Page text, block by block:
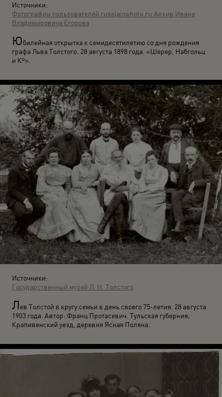
Источники:
Фотографии пользователей russiainphoto.ru Архив Ивана
Владимировича Егорова
Юбилейная открытка к семидесятилетию со дня рождения
графа Льва Толстого. 28 августа 1898 года. «Шерер, Набгольц
и Кº».
Источники:
Государственный музей Л. Н. Толстого
Лев Толстой в кругу семьи в день своего 75-летия. 28 августа
1903 года. Автор: Франц Протасевич. Тульская губерния,
Крапивенский уезд, деревня Ясная Поляна.